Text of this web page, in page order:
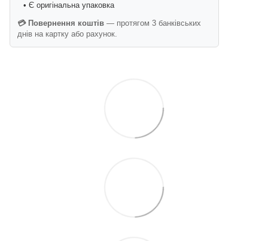
• Є оригінальна упаковка
💳 Повернення коштів — протягом 3 банківських
днів на картку або рахунок.